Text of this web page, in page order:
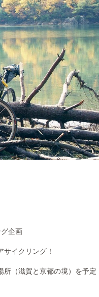
企画
イクリング！
所（滋賀と京都の境）を予定